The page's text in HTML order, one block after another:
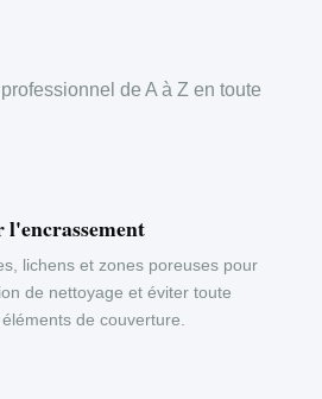
de A à Z en toute
lichens et zones poreuses pour
de nettoyage et éviter toute
de couverture.